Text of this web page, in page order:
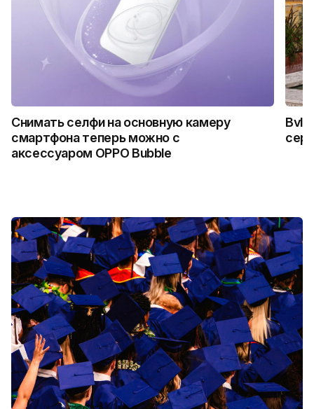
Снимать селфи на основную камеру
смартфона теперь можно с
аксессуаром OPPO Bubble